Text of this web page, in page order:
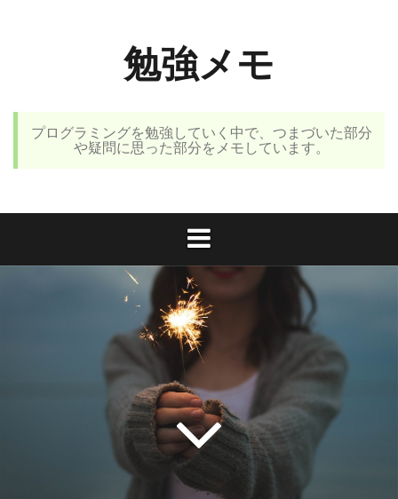
プ
勉強メモ
プログラミングを勉強していく中で、つまづいた部分
や疑問に思った部分をメモしています。